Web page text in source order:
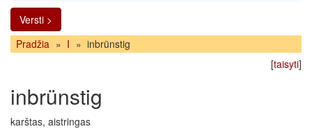
Versti >
Pradžia » I » inbrünstig
[taisyti]
inbrünstig
karštas, aistringas